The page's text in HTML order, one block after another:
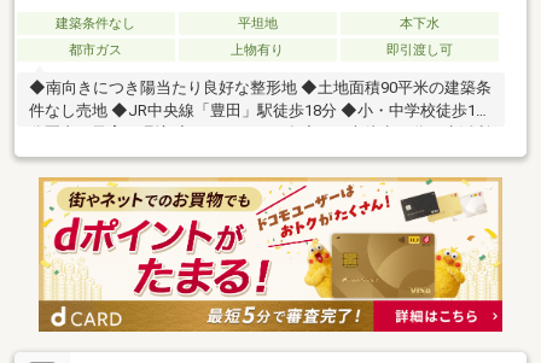
建築条件なし 平坦地
本下水
都市ガス
上物有り 即引渡し可
◆南向きにつき陽当たり良好な整形地 ◆土地面積90平米の建築条
件なし売地 ◆JR中央線「豊田」駅徒歩18分 ◆小・中学校徒歩10
便性